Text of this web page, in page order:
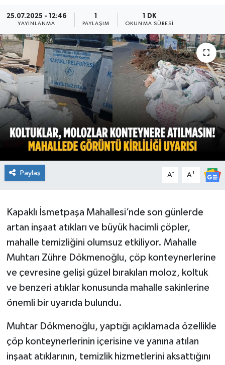
25.07.2025 - 12:46
YAYINLANMA
1
PAYLAŞIM
1 DK
OKUNMA SÜRESI
Paylaş A- A+
Kapaklı İsmetpaşa Mahallesi’nde son günlerde
artan inşaat atıkları ve büyük hacimli çöpler,
mahalle temizliğini olumsuz etkiliyor. Mahalle
Muhtarı Zühre Dökmenoğlu, çöp konteynerlerine
ve çevresine gelişi güzel bırakılan moloz, koltuk
ve benzeri atıklar konusunda mahalle sakinlerine
önemli bir uyarıda bulundu.
Muhtar Dökmenoğlu, yaptığı açıklamada özellikle
çöp konteynerlerinin içerisine ve yanına atılan
inşaat atıklarının, temizlik hizmetlerini aksattığını
Teknoloji
Yaşam